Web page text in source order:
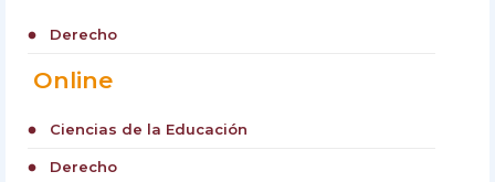
circle Derecho
Online
circle Ciencias de la Educación
circle Derecho